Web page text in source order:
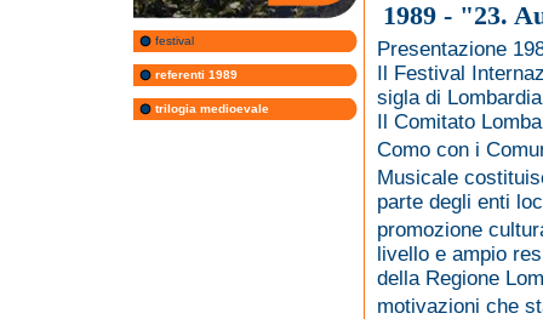
festival
referenti 1989
trilogia medioevale
1989 - "23.
Presentazione
Il Festival
sigla di
Il Comitato
Como con i
Musicale
parte degli enti
promozione
livello e ampio
della Regione
motivazioni che